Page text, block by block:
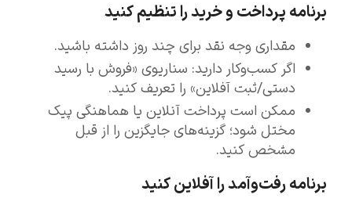
برنامه پرداخت و خرید را تنظیم کنید
مقداری وجه نقد برای چند روز داشته باشید.
اگر کسب‌وکار دارید: سناریوی «فروش با رسید
دستی/ثبت آفلاین» را تعریف کنید.
ممکن است پرداخت آنلاین یا هماهنگی پیک
مختل شود؛ گزینه‌های جایگزین را از قبل
مشخص کنید.
برنامه رفت‌وآمد را آفلاین کنید